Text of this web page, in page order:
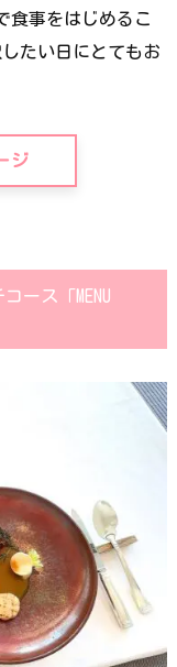
食事をはじめるこ
たい日にとてもお
ジ
ース「MENU